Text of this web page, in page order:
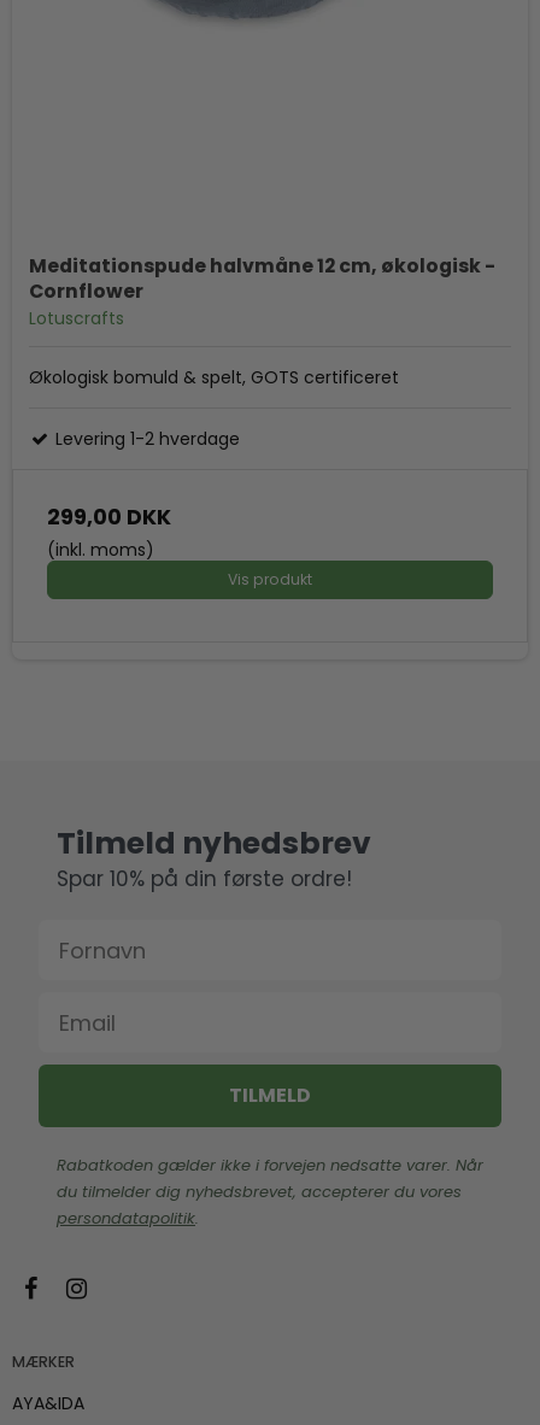
Meditationspude halvmåne 12 cm, økologisk -
Cornflower
Lotuscrafts
Økologisk bomuld & spelt, GOTS certificeret
Levering 1-2 hverdage
299,00 DKK
(inkl. moms)
Vis produkt
Tilmeld nyhedsbrev
Spar 10% på din første ordre!
Fornavn
Email
TILMELD
Rabatkoden gælder ikke i forvejen nedsatte varer. Når
du tilmelder dig nyhedsbrevet, accepterer du vores
persondatapolitik.
MÆRKER
AYA&IDA